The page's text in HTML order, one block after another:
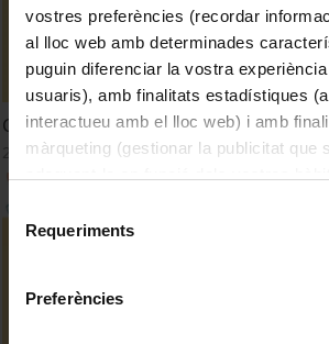
vostres preferències (recordar
al lloc web amb determinades
puguin diferenciar la vostra experiència
usuaris), amb finalitats estadístiques
interactueu amb el lloc web) i amb
màrqueting (gestionar la publicitat que
consultar laPolítica de galetes del
Selecció
Requeriments
Preferències
CVIE-UB: Indecisió de l'Estudiant en
24 April, 2025